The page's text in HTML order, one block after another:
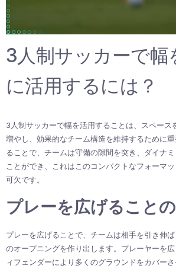
3人制サッカーで幅
に活用するには？
3人制サッカーで幅を活用することは、スペース
増やし、効果的なチーム構造を維持するために
ることで、チームは守備の隙間を突き、ダイナ
ことができ、これはこのコンパクトなフォーマ
可欠です。
プレーを広げること
プレーを広げることで、チームは相手を引き伸
のオープニングを作り出します。プレーヤーを
ィフェンダーにより多くのグラウンドをカバー